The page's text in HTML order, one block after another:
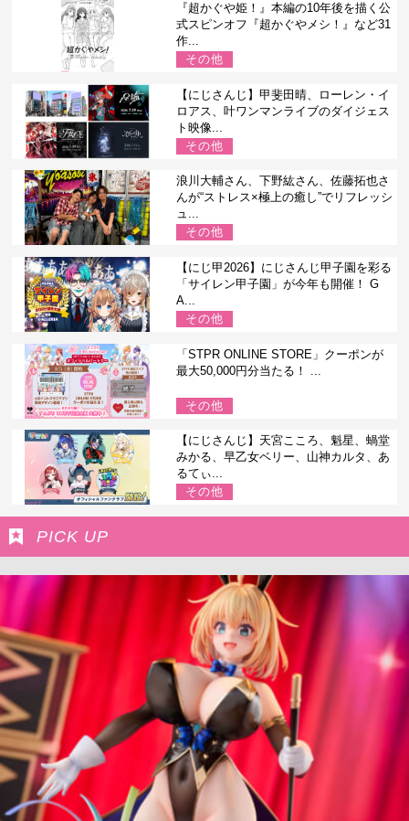
『超かぐや姫！』本編の10年後を描く公
式スピンオフ『超かぐやメシ！』など31
作...
その他
【にじさんじ】甲斐田晴、ローレン・イ
ロアス、叶ワンマンライブのダイジェス
ト映像...
その他
浪川大輔さん、下野紘さん、佐藤拓也さ
んが“ストレス×極上の癒し”でリフレッシ
ュ...
その他
【にじ甲2026】にじさんじ甲子園を彩る
「サイレン甲子園」が今年も開催！ G
A...
その他
「STPR ONLINE STORE」クーポンが
最大50,000円分当たる！ ...
その他
【にじさんじ】天宮こころ、魁星、蝸堂
みかる、早乙女ベリー、山神カルタ、あ
るてぃ...
その他
PICK UP